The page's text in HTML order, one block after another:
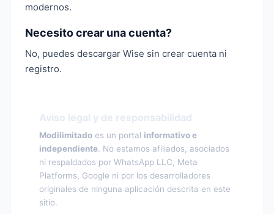
modernos.
Necesito crear una cuenta?
No, puedes descargar Wise sin crear cuenta ni
registro.
Aviso legal y de responsabilidad
Modilimitado es un portal informativo e
independiente. No estamos afiliados, asociados
ni respaldados por WhatsApp LLC, Meta
Platforms, Google ni por los desarrolladores
originales de ninguna aplicación descrita en este
sitio.